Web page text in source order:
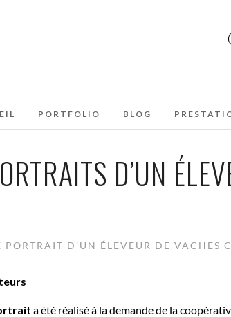
PORTFOLIO BLOG
D’UN
PORTRAIT D’UN ÉLEVEUR DE VACHES
a été réalisé à la demande de la